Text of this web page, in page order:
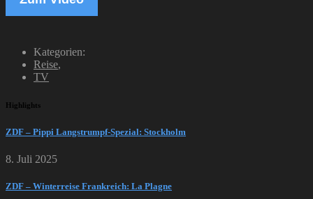
Kategorien:
Reise,
TV
Highlights
ZDF – Pippi Langstrumpf-Spezial: Stockholm
8. Juli 2025
ZDF – Winterreise Frankreich: La Plagne